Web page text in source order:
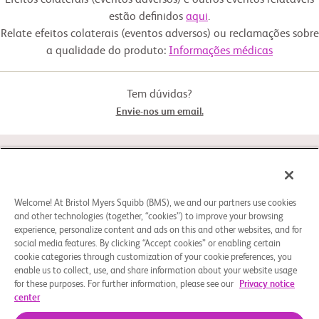
Drug: TPX-0005, Metformin Hydrochloride, Digoxin,
fusion determined by tissue-based
             local testing.
(ECOG) Performance Status 0-2
kidney function laboratory
        Key Exclusion Criteria:
involvement.
          3. Major surgery within 4 weeks of start of repotrectinib
treatment.
          4. Clinically significant cardiovascular disease.
          5. History of non-pharmacologically induced prolonged QTc
interval
estão definidos aqui.
Relate efeitos colaterais (eventos adversos) ou reclamações sobre
a qualidade do produto: Informações médicas
Tem dúvidas?
Envie-nos um email.
SOBRE
PRECISA DE AJUDA?
Welcome! At Bristol Myers Squibb (BMS), we and our partners use cookies
and other technologies (together, “cookies”) to improve your browsing
experience, personalize content and ads on this and other websites, and for
social media features. By clicking “Accept cookies” or enabling certain
cookie categories through customization of your cookie preferences, you
enable us to collect, use, and share information about your website usage
for these purposes. For further information, please see our
Privacy notice
center